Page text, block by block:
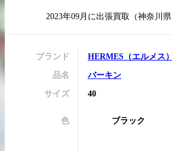
買取実績はこちらから
2023年09月 に出張買取 （神奈川県
ブランド HERMES （エルメス ）
品名 バーキン
サイズ 40
色 ブラック